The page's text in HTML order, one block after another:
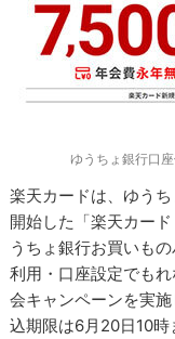
ゆうちょ銀行口
楽天カードは、ゆう
開始した「楽天カー
うちょ銀行お買いも
利用・口座設定でも
会キャンペーンを実
込期限は6月20日10時